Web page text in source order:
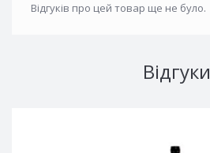
Відгуків про цей товар ще не було.
Відгуки